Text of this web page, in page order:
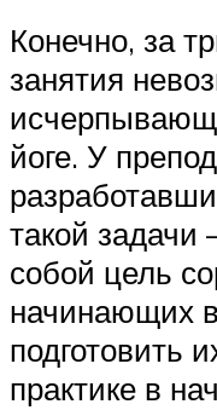
Конечно, за
занятия
йоге. У
такой задачи
собой цель
начинающих
подготовить
практике в